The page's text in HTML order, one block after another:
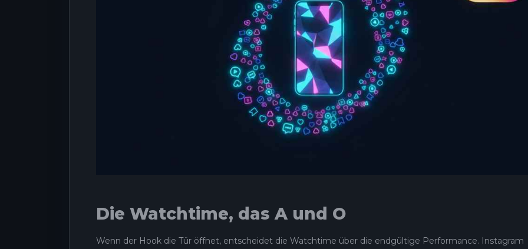
Die Watchtime, das A und O
Wenn der Hook die Tür öffnet, entscheidet die Watchtime über die endgültige Performance. Instagram